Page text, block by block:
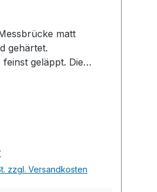
matt
gehärtet.
geläppt. Die
Messuhr.
Außengewinde M2,5.
bei Messbereich
zzgl. Versandkosten